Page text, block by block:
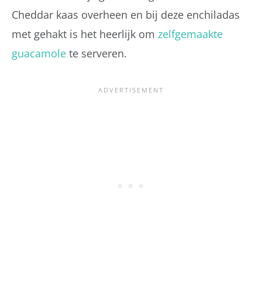
Cheddar kaas overheen en bij deze enchiladas
met gehakt is het heerlijk om zelfgemaakte
guacamole te serveren.